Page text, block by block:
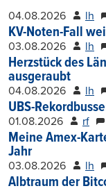
04.08.2026 lh
KV-Noten-Fall
03.08.2026 lh
Herzstück des
ausgeraubt
04.08.2026 lh
UBS-
01.08.2026 rf
Meine Amex-
Jahr
03.08.2026 lh
Albtraum der